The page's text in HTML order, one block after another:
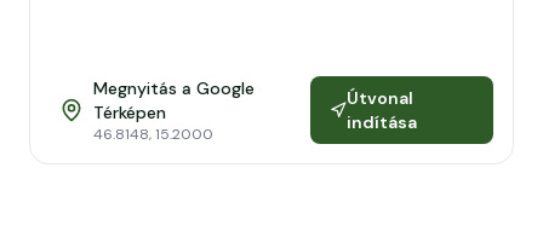
Megnyitás a Google
Térképen
46.8148,15.2000
Útvonal
indítása